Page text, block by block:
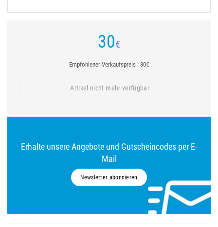
30€
Empfohlener Verkaufspreis : 30€
Artikel nicht mehr verfügbar
Erhalte unsere Angebote und Gutscheincodes per E-
Mail
Newsletter abonnieren